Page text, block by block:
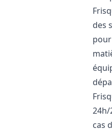
des
cas